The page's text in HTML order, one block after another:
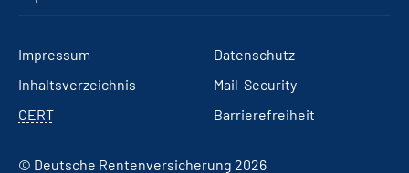
Impressum
Datenschutz
Inhaltsverzeichnis
Mail-Security
CERT
Barrierefreiheit
© Deutsche Rentenversicherung 2026